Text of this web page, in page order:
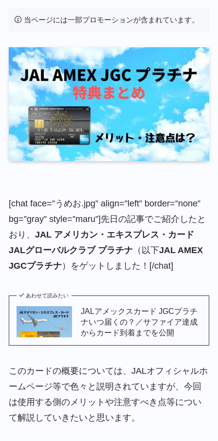
当ページには一部プロモーションが含まれています。
[chat face=”うめお.jpg” align=”left” border=”none”
bg=”gray” style=”maru”]先日の記事でご紹介したと
おり、 JAL アメリカン・エキスプレス・カード
JALグローバルクラブ プラチナ（以下JAL AMEX
JGCプラチナ）をゲットしました！[/chat]
あわせて読みたい
JALアメックスカード JGCプラチ
ナいつ届くの？／サファイア達成
からカード到着までを公開
このカードの概要については、JALオフィシャルホ
ームページ等で色々と説明されていますが、今回
は使用する側のメリットや注意すべき点等につい
て解説していきたいと思います。